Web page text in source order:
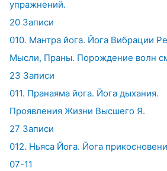
упражнений.
20 Записи
010. Мантра йога. Йога Вибрации
Мысли, Праны. Порождение волн
23 Записи
011. Пранаяма йога. Йога дыхания.
Проявления Жизни Высшего Я.
27 Записи
012. Ньяса Йога. Йога
07-11